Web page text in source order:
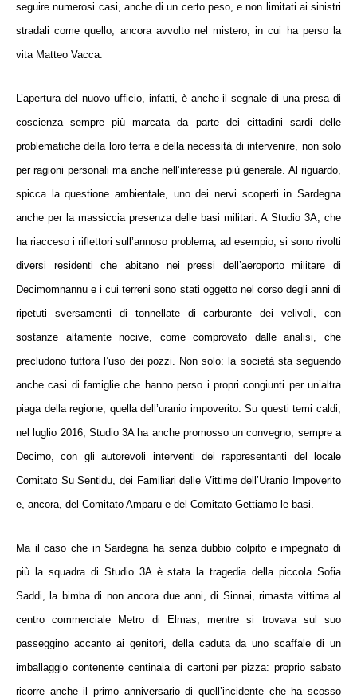
seguire numerosi casi, anche di un certo peso, enon limitati ai sinistri
stradali come quello, ancora avvolto nel mistero, in cui ha perso la
vitaMatteo Vacca.
L’apertura del nuovo ufficio, infatti, è anche il segnale di unapresa di
coscienza sempre più marcata da parte dei cittadini sardi delle
problematiche della loro terrae della necessità di intervenire, non solo
per ragioni personali ma anche nell’interesse più generale. Al riguardo,
spicca laquestione ambientale, uno dei nervi scoperti in Sardegna
anche per la massiccia presenza delle basi militari. A Studio 3A, che
ha riacceso i riflettori sull’annoso problema, ad esempio, si sono rivolti
diversi residenti che abitanonei pressi dell’aeroporto militare di
Decimomnannue i cui terreni sono stati oggetto nel corso degli anni di
ripetuti sversamenti di tonnellate di carburante dei velivoli, con
sostanze altamente nocive, come comprovato dalle analisi, che
precludono tuttora l’uso dei pozzi. Non solo: la società sta seguendo
anche casi difamiglie che hanno perso i propri congiunti per un’altra
piaga della regione, quelladell’uranio impoverito. Su questi temi caldi,
nel luglio 2016, Studio 3A ha anche promosso un convegno, sempre a
Decimo,con gli autorevoli interventi dei rappresentanti del locale
Comitato Su Sentidu, dei Familiari delle Vittime dell’Uranio Impoverito
e, ancora, del Comitato Amparu e del Comitato Gettiamo le basi.
Ma il caso che in Sardegna ha senza dubbio colpito e impegnato di
più la squadra di Studio 3Aè stata latragedia della piccola Sofia
Saddi, la bimba di non ancora due anni,di Sinnai,rimasta vittimaal
centro commerciale Metro di Elmas,
mentre si trovava sul suo
passeggino accanto ai genitori, della caduta da uno scaffale di un
imballaggio contenente centinaia di cartoni per pizza:proprio sabato
ricorre anche il primo anniversario di quell’incidente che ha scosso